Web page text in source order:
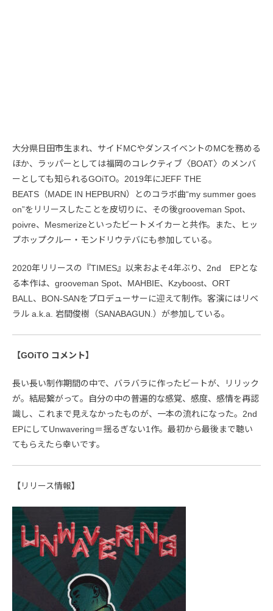
大分県日田市生まれ、サイドMCやダンスイベントのMCを務める
ほか、ラッパーとしては福岡のコレクティブ〈BOAT〉のメンバ
ーとしても知られるGOiTO。2019年にJEFF THE
BEATS（MADE IN HEPBURN）とのコラボ曲“my summer goes
on”をリリースしたことを皮切りに、その後grooveman Spot、
poivre、Mesmerizeといったビートメイカーと共作。また、ヒッ
プホップクルー・モンドリウテバにも参加している。
2020年リリースの『TIMES』以来およそ4年ぶり、2nd EPとな
る本作は、grooveman Spot、MAHBIE、Kzyboost、ORT
BALL、BON-SANをプロデューサーに迎えて制作。客演にはリベ
ラル a.k.a. 岩間俊樹（SANABAGUN.）が参加している。
【GOiTO コメント】
長い長い制作期間の中で、バラバラに作ったビートが、リリック
が。結局繋がって。自分の中の普遍的な感覚、感度、感情を再認
識し、これまで見えなかったものが、一本の流れになった。2nd
EPにしてUnwavering＝揺るぎない1作。最初から最後まで聴い
てもらえたら幸いです。
【リリース情報】